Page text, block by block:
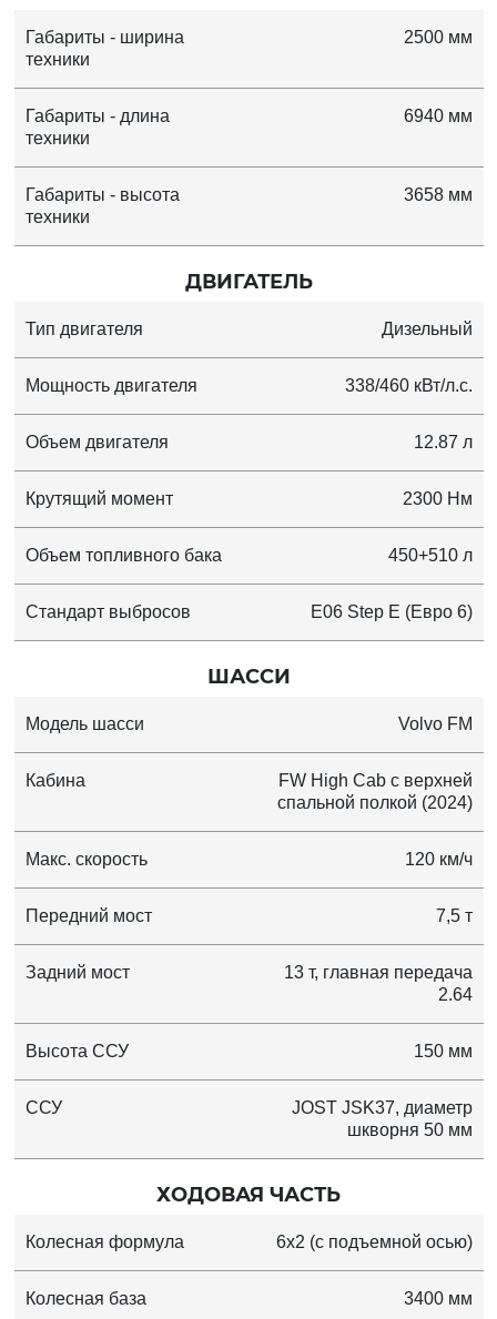
Габариты - ширина
техники
2500 мм
Габариты - длина
техники
6940 мм
Габариты - высота
техники
3658 мм
ДВИГАТЕЛЬ
Тип двигателя Дизельный
Мощность двигателя 338/460 кВт/л.с.
Объем двигателя 12.87 л
Крутящий момент 2300 Нм
Объем топливного бака 450+510 л
Стандарт выбросов E06 Step E (Евро 6)
ШАССИ
Модель шасси Volvo FM
Кабина
FW High Cab с верхней
спальной полкой (2024)
Макс. скорость 120 км/ч
Передний мост 7,5 т
Задний мост
13 т, главная передача
2.64
Высота ССУ 150 мм
ССУ
JOST JSK37, диаметр
шкворня 50 мм
ХОДОВАЯ ЧАСТЬ
Колесная формула 6x2 (с подъемной осью)
Колесная база 3400 мм